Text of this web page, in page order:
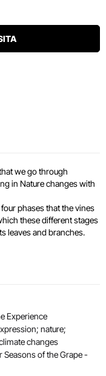
we go through
in Nature changes with
phases that the vines
these different stages
leaves and branches.
Experience
nature;
changes
Seasons of the Grape -